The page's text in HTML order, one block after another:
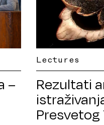
–
Lectures
Rezultati